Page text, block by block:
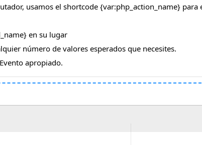
usamos el shortcode {var:php_action_name}
en su lugar
número de valores esperados que necesites.
apropiado.